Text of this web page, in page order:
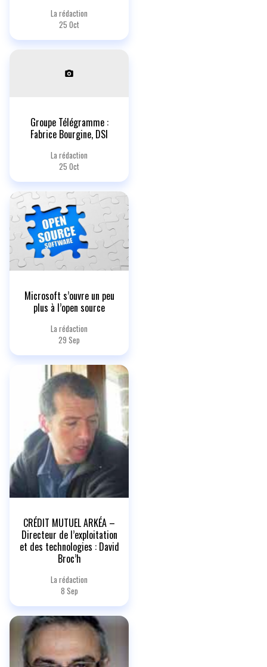
La rédaction
25 Oct
Groupe Télégramme :
Fabrice Bourgine, DSI
La rédaction
25 Oct
Microsoft s’ouvre un peu
plus à l’open source
La rédaction
29 Sep
CRÉDIT MUTUEL ARKÉA –
Directeur de l’exploitation
et des technologies : David
Broc’h
La rédaction
8 Sep